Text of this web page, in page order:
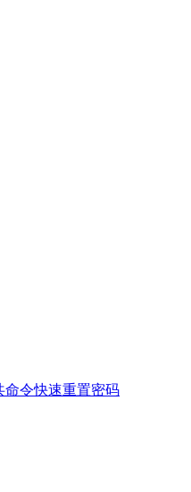
命令快速重置密码